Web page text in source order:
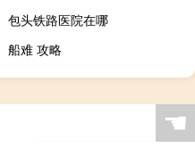
包头铁路医院在哪
船难 攻略
☚